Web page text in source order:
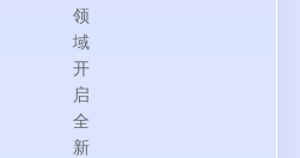
领
域
开
启
全
新